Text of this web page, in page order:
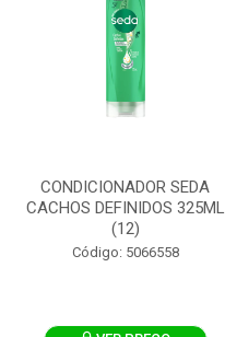
CONDICIONADOR SEDA
CACHOS DEFINIDOS 325ML
(12)
Código: 5066558